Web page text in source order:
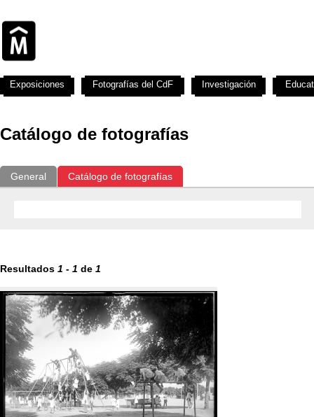
Catálogo de fotografías
General Catálogo de fotografías
Resultados 1 - 1 de 1
Exposiciones Fotografías del CdF Investigación